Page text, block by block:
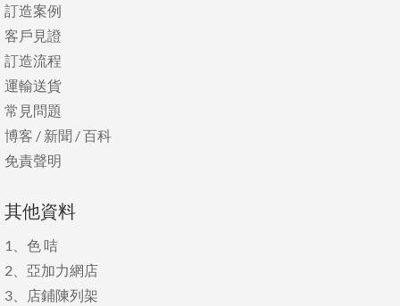
訂造案例
客戶見證
訂造流程
運輸送貨
常見問題
博客 / 新聞 /百科
免責聲明
其他資料
1、 色 咭
2、 亞加力網店
3、
店鋪陳列架